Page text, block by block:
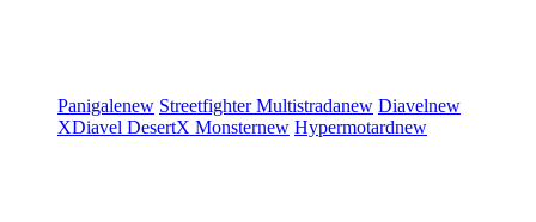
Panigalenew StreetfighterMultistradanew Diavelnew
XDiavel DesertX Monsternew Hypermotardnew